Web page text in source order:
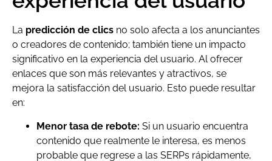
La predicción de clics no solo afecta a los anunciantes
o creadores de contenido; también tiene un impacto
significativo en la experiencia del usuario. Al ofrecer
enlaces que son más relevantes y atractivos, se
mejora la satisfacción del usuario. Esto puede resultar
en:
Menor tasa de rebote: Si un usuario encuentra
contenido que realmente le interesa, es menos
probable que regrese a las SERPs rápidamente,